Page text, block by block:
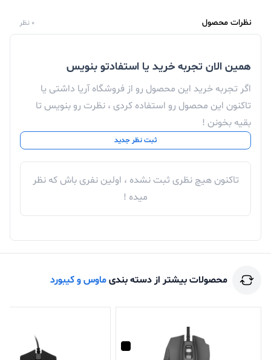
نظرات محصول 0 نظر
همین الان تجربه خرید یا استفادتو بنویس
اگر تجربه خرید این محصول رو از فروشگاه آریا داشتی یا
تاکنون این محصول رو استفاده کردی ، نظرت رو بنویس تا
بقیه بخونن !
ثبت نظر جدید
تاکنون هیچ نظری ثبت نشده ، اولین نفری باش که نظر
میده !
محصولات بیشتر از دسته بندیماوس و کیبورد